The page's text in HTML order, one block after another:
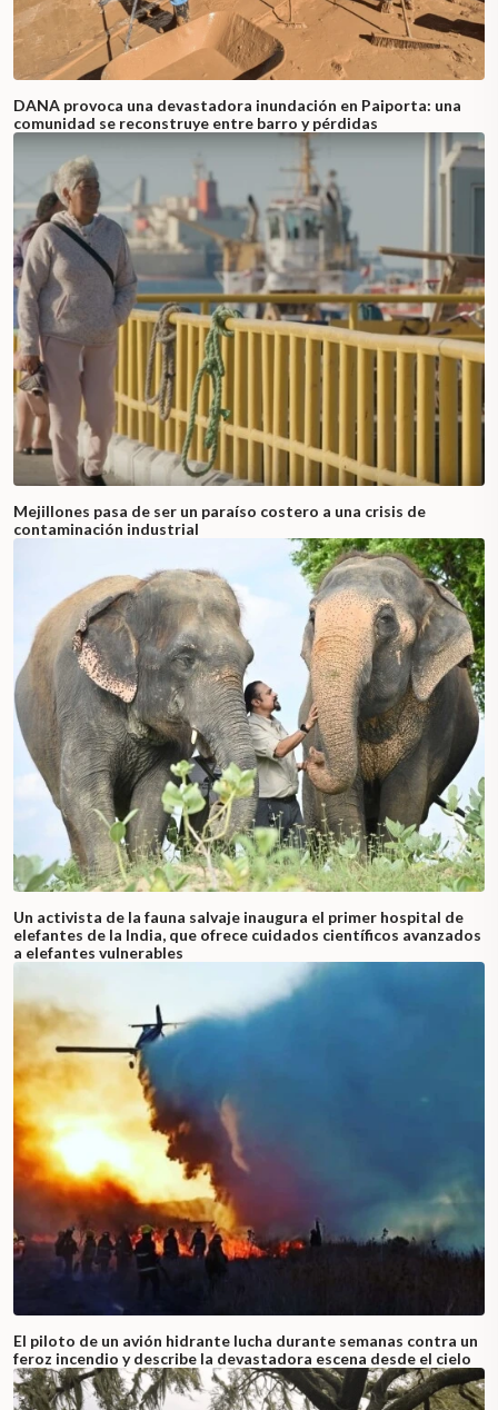
DANA provoca una devastadora inundación en Paiporta: una
comunidad se reconstruye entre barro y pérdidas
Mejillones pasa de ser un paraíso costero a una crisis de
contaminación industrial
Un activista de la fauna salvaje inaugura el primer hospital de
elefantes de la India, que ofrece cuidados científicos avanzados
a elefantes vulnerables
El piloto de un avión hidrante lucha durante semanas contra un
feroz incendio y describe la devastadora escena desde el cielo